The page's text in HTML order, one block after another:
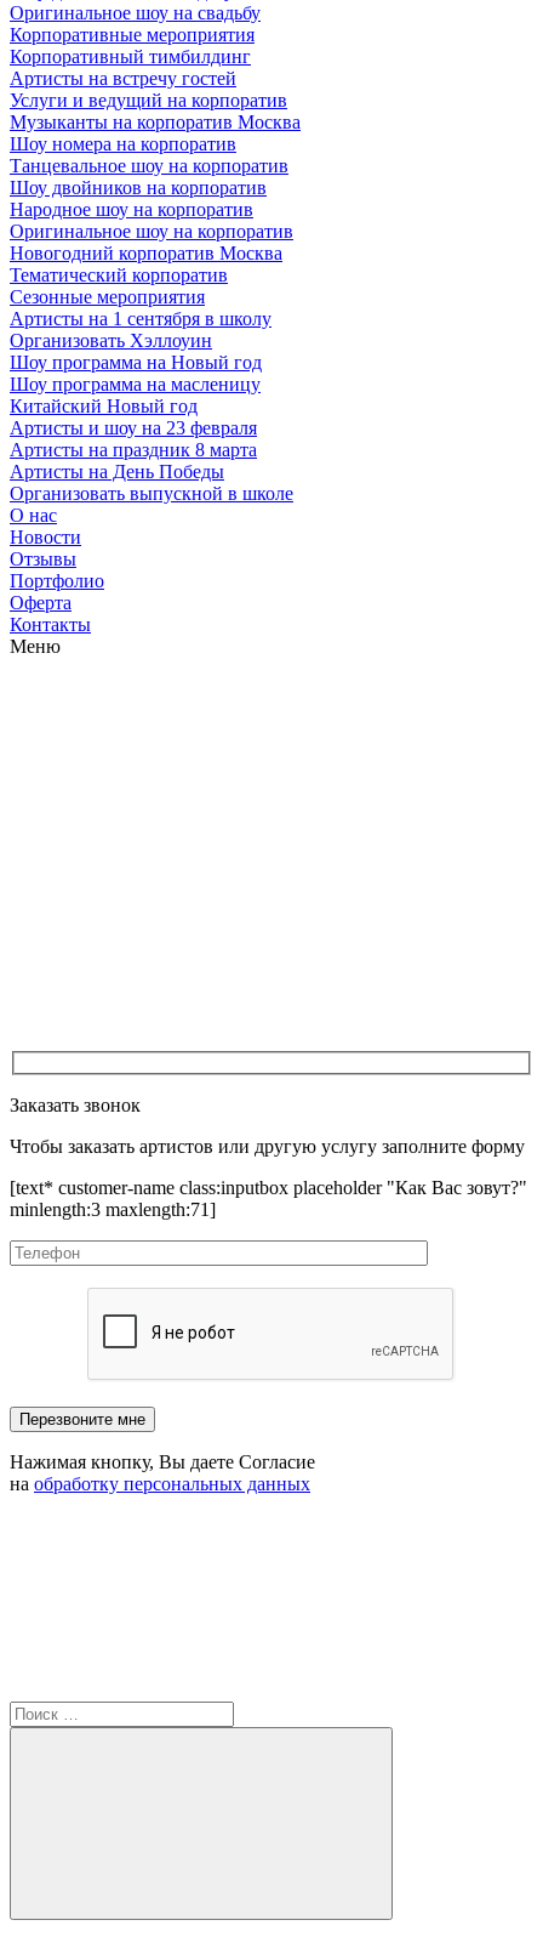
Оригинальное шоу на свадьбу
Корпоративные мероприятия
Корпоративный тимбилдинг
Артисты на встречу гостей
Услуги и ведущий на корпоратив
Музыканты на корпоратив Москва
Шоу номера на корпоратив
Танцевальное шоу на корпоратив
Шоу двойников на корпоратив
Народное шоу на корпоратив
Оригинальное шоу на корпоратив
Новогодний корпоратив Москва
Тематический корпоратив
Сезонные мероприятия
Артисты на 1 сентября в школу
Организовать Хэллоуин
Шоу программа на Новый год
Шоу программа на масленицу
Китайский Новый год
Артисты и шоу на 23 февраля
Артисты на праздник 8 марта
Артисты на День Победы
Организовать выпускной в школе
О нас
Новости
Отзывы
Портфолио
Оферта
Контакты
Меню
Заказать звонок
Чтобы заказать артистов или другую услугу заполните форму
[text* customer-name class:inputbox placeholder "Как Вас зовут?"
minlength:3 maxlength:71]
Нажимая кнопку, Вы даете Согласие
на обработку персональных данных